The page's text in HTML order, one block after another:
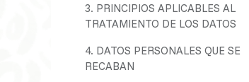
3. PRINCIPIOS APLICABLES AL
TRATAMIENTO DE LOS DATOS
4. DATOS PERSONALES QUE SE
RECABAN